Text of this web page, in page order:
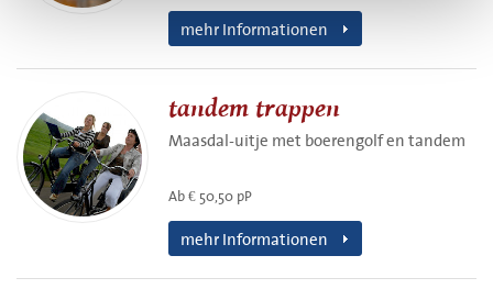
mehr Informationen
tandem trappen
Maasdal-uitje met boerengolf en tandem
Ab € 50,50 pP
mehr Informationen